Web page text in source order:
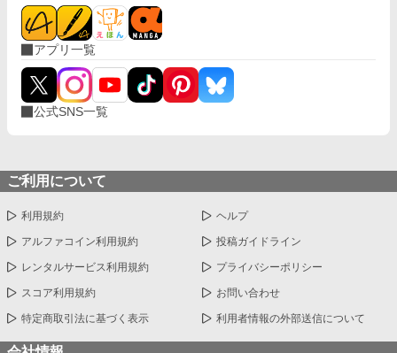
アプリ一覧
公式SNS一覧
ご利用について
利用規約 ヘルプ
アルファコイン利用規約 投稿ガイドライン
レンタルサービス利用規約 プライバシーポリシー
スコア利用規約 お問い合わせ
特定商取引法に基づく表示 利用者情報の外部送信について